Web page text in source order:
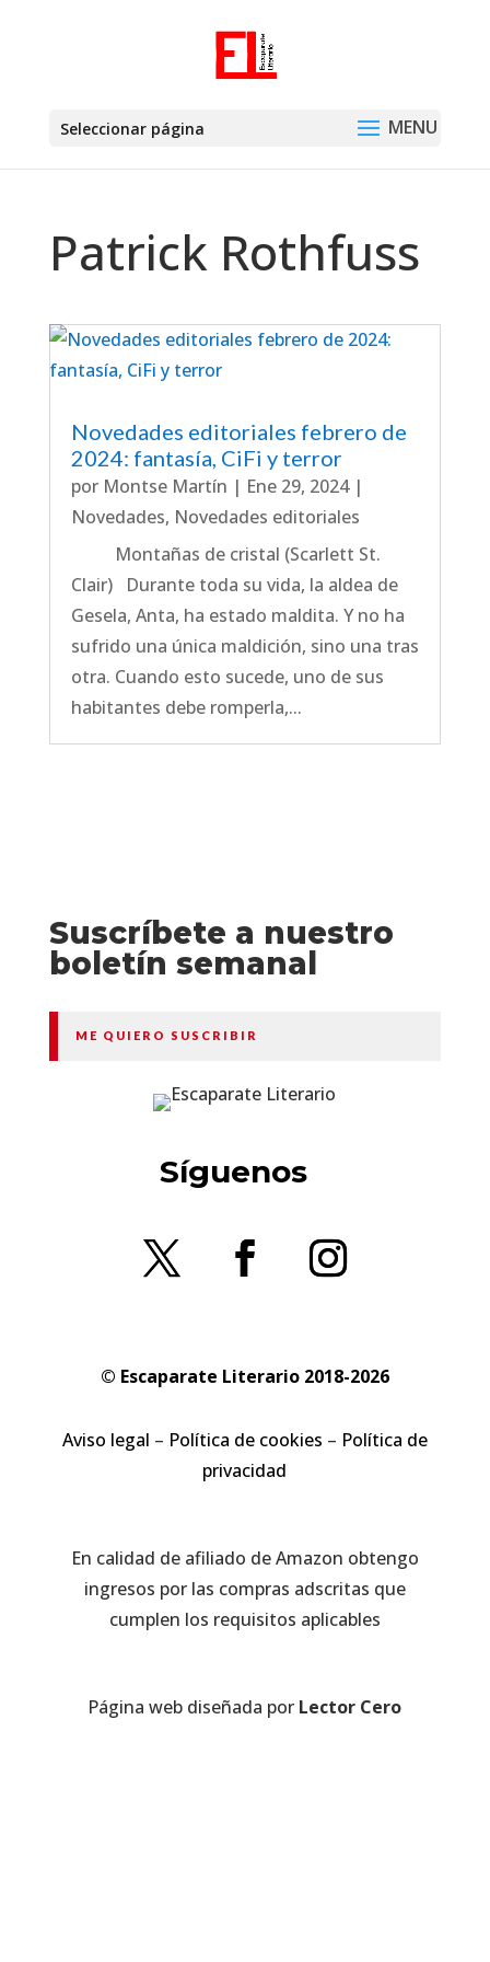
Seleccionar página
Patrick Rothfuss
Novedades editoriales febrero de
2024: fantasía, CiFi y terror
por Montse Martín | Ene 29, 2024|
Novedades, Novedades editoriales
Montañas de cristal (Scarlett St.
Clair) Durante toda su vida, la aldea de
Gesela, Anta, ha estado maldita. Y no ha
sufrido una única maldición, sino una tras
otra. Cuando esto sucede, uno de sus
habitantes debe romperla,...
Suscríbete a nuestro
boletín semanal
ME QUIERO SUSCRIBIR
Síguenos
© Escaparate Literario 2018-2026
Aviso legal – Política de cookies – Política de
privacidad
En calidad de afiliado de Amazon obtengo
ingresos por las compras adscritas que
cumplen los requisitos aplicables
Página web diseñada por Lector Cero